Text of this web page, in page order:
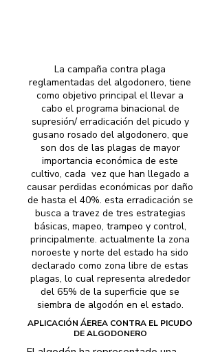
La campaña contra plaga
reglamentadas del algodonero, tiene
como objetivo principal el llevar a
cabo el programa binacional de
supresión/ erradicación del picudo y
gusano rosado del algodonero, que
son dos de las plagas de mayor
importancia económica de este
cultivo, cada vez que han llegado a
causar perdidas económicas por daño
de hasta el 40%. esta erradicación se
busca a travez de tres estrategias
básicas, mapeo, trampeo y control,
principalmente. actualmente la zona
noroeste y norte del estado ha sido
declarado como zona libre de estas
plagas, lo cual representa alrededor
del 65% de la superficie que se
siembra de algodón en el estado.
APLICACIÓN ÁEREA CONTRA EL PICUDO
DE ALGODONERO